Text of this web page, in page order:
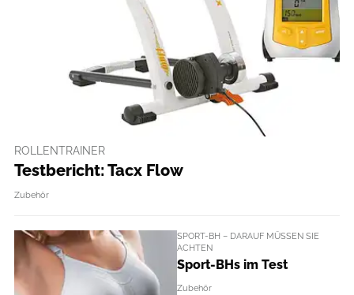
ROLLENTRAINER
Testbericht: Tacx Flow
Zubehör
SPORT-BH – DARAUF MÜSSEN SIE
ACHTEN
Sport-BHs im Test
Zubehör